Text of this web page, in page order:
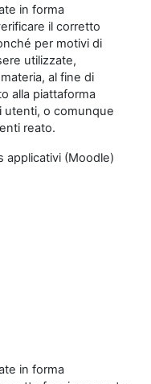
in forma
il corretto
per motivi di
utilizzate,
al fine di
alla piattaforma
utenti, o comunque
reato.
applicativi (Moodle)
in forma